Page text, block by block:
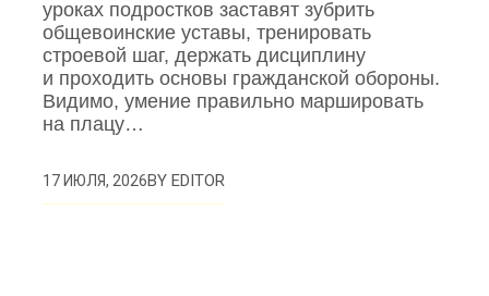
уроках подростков заставят зубрить
общевоинские уставы, тренировать
строевой шаг, держать дисциплину
и проходить основы гражданской обороны.
Видимо, умение правильно маршировать
на плацу…
17 ИЮЛЯ, 2026BYEDITOR